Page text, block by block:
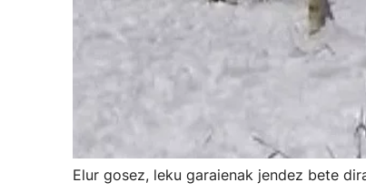
Elur gosez, leku garaienak jendez bete